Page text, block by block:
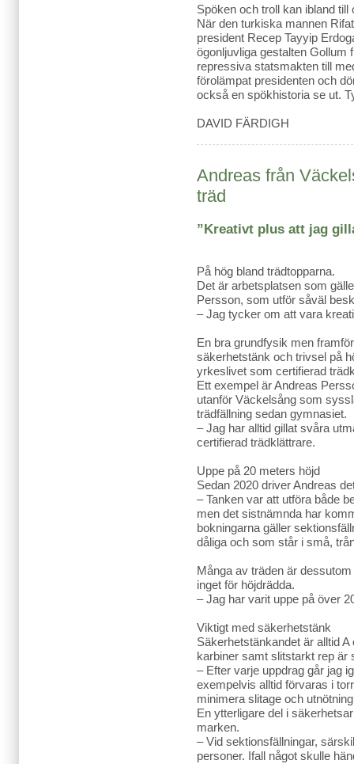
Spöken och troll kan ibland
När den turkiska mannen
president Recep Tayyip
ögonljuvliga gestalten Gollum
repressiva statsmakten till
förolämpat presidenten och
också en spökhistoria se ut.
DAVID FÄRDIGH
Andreas från
träd
”Kreativt plus att jag
På hög bland trädtopparna.
Det är arbetsplatsen som
Persson, som utför såväl
– Jag tycker om att vara
En bra grundfysik men
säkerhetstänk och trivsel på
yrkeslivet som certifierad
Ett exempel är Andreas
utanför Väckelsång som
trädfällning sedan gymnasiet.
– Jag har alltid gillat svåra
certifierad trädklättrare.
Uppe på 20 meters höjd
Sedan 2020 driver Andreas
– Tanken var att utföra både
men det sistnämnda har
bokningarna gäller
dåliga och som står i små,
Många av träden är
inget för höjdrädda.
– Jag har varit uppe på över
Viktigt med säkerhetstänk
Säkerhetstänkandet är alltid
karbiner samt slitstarkt rep är
– Efter varje uppdrag går jag
exempelvis alltid förvaras i
minimera slitage och
En ytterligare del i
marken.
– Vid sektionsfällningar,
personer. Ifall något skulle